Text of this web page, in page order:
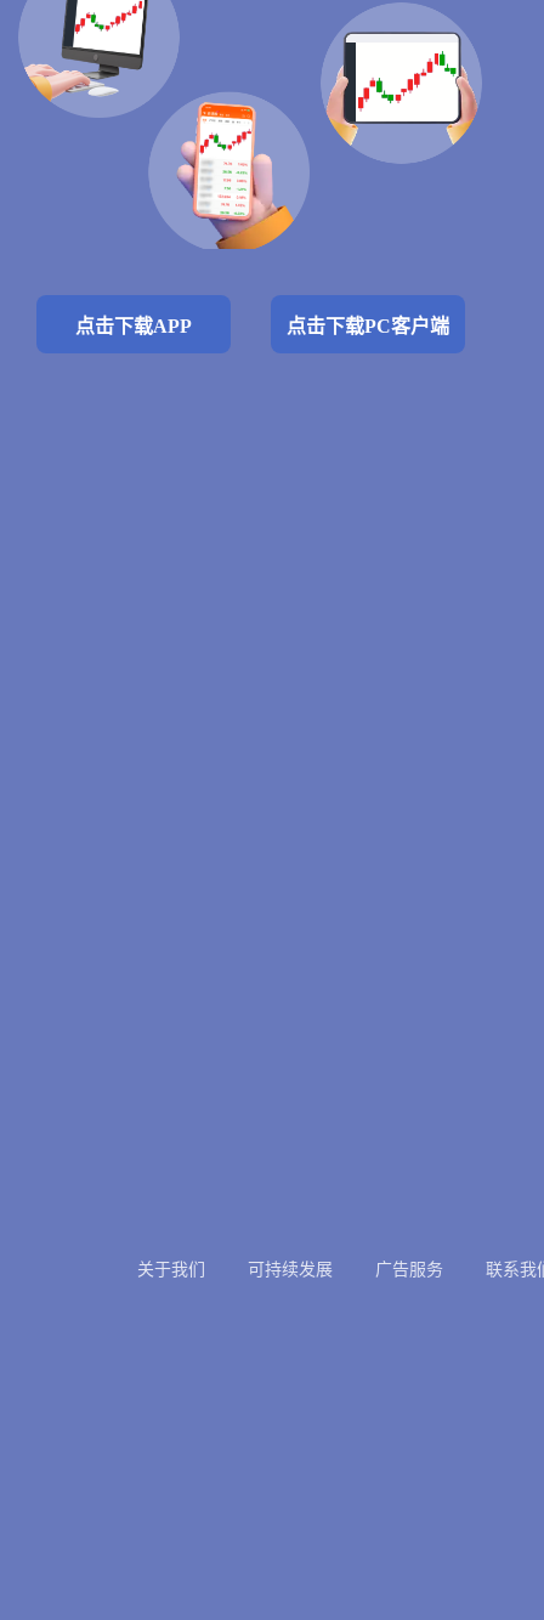
点击下载APP 点击下载PC客户端
关于我们 可持续发展 广告服务 联系我